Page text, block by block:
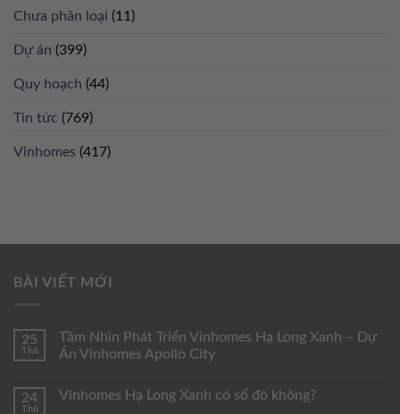
Chưa phân loại (11)
Dự án (399)
Quy hoạch (44)
Tin tức (769)
Vinhomes (417)
BÀI VIẾT MỚI
25
Th6
Tầm Nhìn Phát Triển Vinhomes Hạ Long Xanh – Dự
Án Vinhomes Apollo City
24
Th6
Vinhomes Hạ Long Xanh có sổ đỏ không?